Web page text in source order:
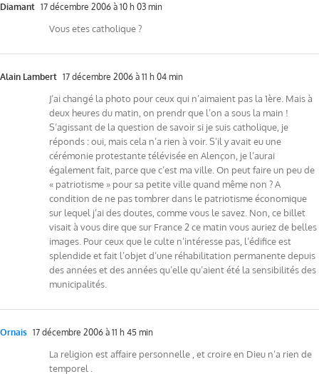
Diamant 17 décembre 2006 à 10 h 03 min
Vous etes catholique ?
Alain Lambert 17 décembre 2006 à 11 h 04 min
J’ai changé la photo pour ceux qui n’aimaient pas la 1ère. Mais à
deux heures du matin, on prendr que l’on a sous la main !
S’agissant de la question de savoir si je suis catholique, je
réponds : oui, mais cela n’a rien à voir. S’il y avait eu une
cérémonie protestante télévisée en Alençon, je l’aurai
également fait, parce que c’est ma ville. On peut faire un peu de
« patriotisme » pour sa petite ville quand même non ? A
condition de ne pas tombrer dans le patriotisme économique
sur lequel j’ai des doutes, comme vous le savez. Non, ce billet
visait à vous dire que sur France 2 ce matin vous auriez de belles
images. Pour ceux que le culte n’intéresse pas, l’édifice est
splendide et fait l’objet d’une réhabilitation permanente depuis
des années et des années qu’elle qu’aient été la sensibilités des
municipalités.
Ornais 17 décembre 2006 à 11 h 45 min
La religion est affaire personnelle , et croire en Dieu n’a rien de
temporel .